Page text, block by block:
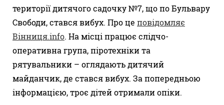
території дитячого садочку №7, що по Бульвару
Свободи, стався вибух. Про це повідомляє
Вінниця.info. На місці працює слідчо-
оперативна група, піротехніки та
рятувальники – оглядають дитячий
майданчик, де стався вибух. За попередньою
інформацією, троє дітей отримали опіки.